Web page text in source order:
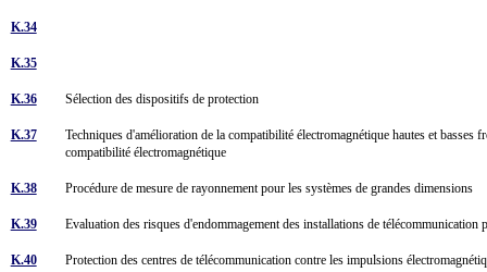
K.34
K.35
K.36 Sélection des dispositifs de protection
K.37
Techniques d'amélioration de la compatibilité électromagnétique hautes et basses
compatibilité électromagnétique
K.38 Procédure de mesure de rayonnement pour les systèmes de grandes dimensions
K.39 Evaluation des risques d'endommagement des installations de
K.40 Protection des centres de télécommunication contre les impulsions